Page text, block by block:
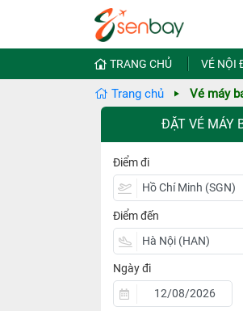
TRANG CHỦ VÉ NỘI
Trang chủ Vé máy
ĐẶT VÉ MÁY
Điểm đi
Điểm đến
Ngày đi